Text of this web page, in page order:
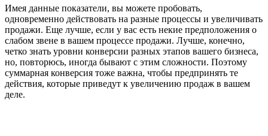
Имея данные показатели, вы можете пробовать,
одновременно действовать на разные процессы и увеличивать
продажи. Еще лучше, если у вас есть некие предположения о
слабом звене в вашем процессе продажи. Лучше, конечно,
четко знать уровни конверсии разных этапов вашего бизнеса,
но, повторюсь, иногда бывают с этим сложности. Поэтому
суммарная конверсия тоже важна, чтобы предпринять те
действия, которые приведут к увеличению продаж в вашем
деле.